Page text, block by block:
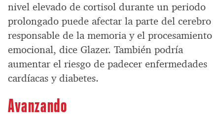
nivel elevado de cortisol durante un periodo
prolongado puede afectar la parte del cerebro
responsable de la memoria y el procesamiento
emocional, dice Glazer. También podría
aumentar el riesgo de padecer enfermedades
cardíacas y diabetes.
Avanzando